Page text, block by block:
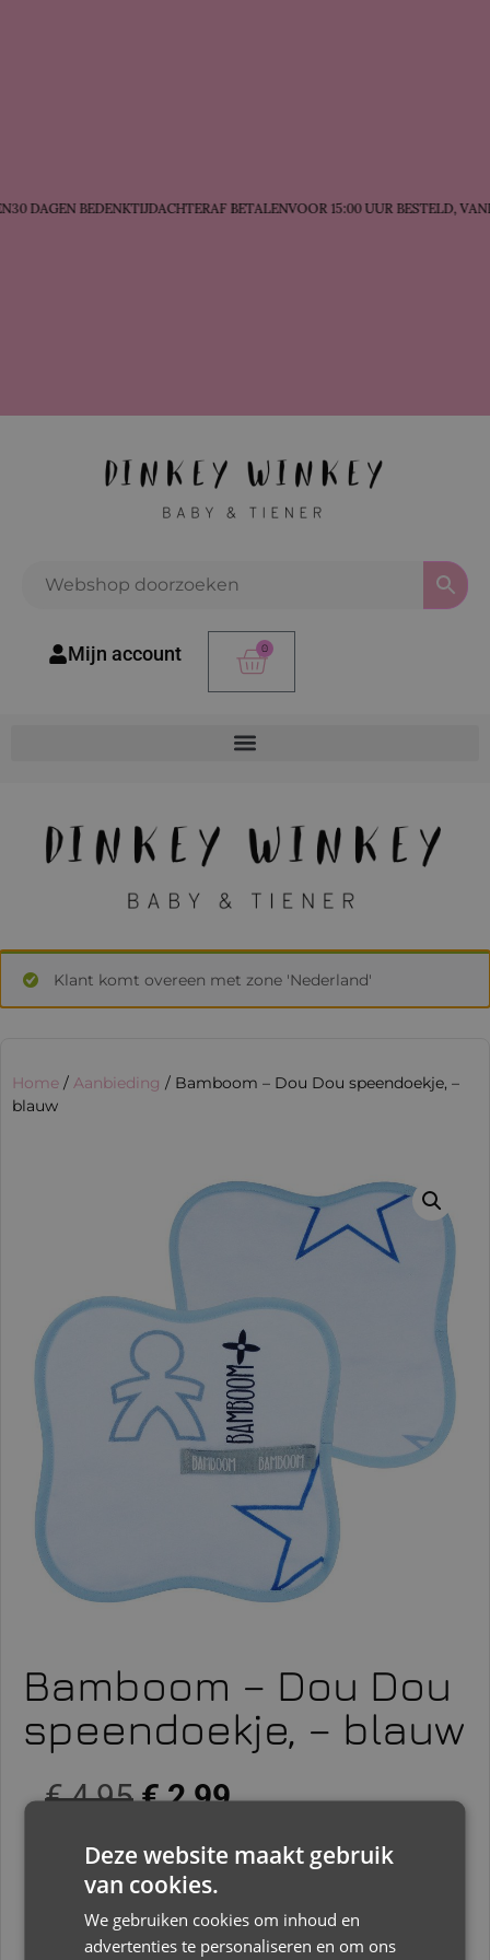
DAGEN BEDENKTIJDACHTERAF BETALENVOOR 15:00 UUR BESTELD,
Mijn account 0
Klant komt overeen met zone 'Nederland'
Home / Aanbieding / Bamboom – Dou Dou speendoekje, –
blauw
Bamboom – Dou Dou
speendoekje, – blauw
€4,95 €2,99
Slechts 2 resterend op voorraad
Toevoegen aan winkelwagen
Deze website maakt gebruik
van cookies.
We gebruiken cookies om inhoud en
advertenties te personaliseren en om ons